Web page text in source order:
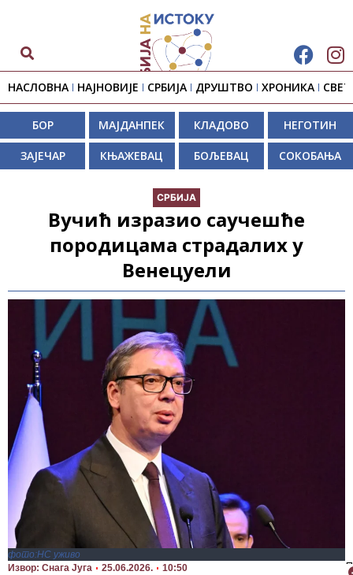
НАСЛОВНА НАЈНОВИЈЕ СРБИЈА ДРУШТВО ХРОНИКА СВЕТ
БОР МАЈДАНПЕК КЛАДОВО НЕГОТИН
ЗАЈЕЧАР КЊАЖЕВАЦ БОЉЕВАЦ СОКОБАЊА
СРБИЈА
Вучић изразио саучешће
породицама страдалих у
Венецуели
фото:НС уживо
Извор: Снага Југа
25.06.2026. 10:50